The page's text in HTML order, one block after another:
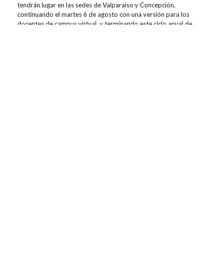
tendrán lugar en las sedes de Valparaíso y Concepción,
continuando el martes 6 de agosto con una versión para los
docentes de campus virtual, y terminando este ciclo anual de